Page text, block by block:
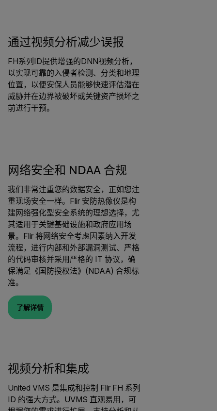
通过视频分析减少误报
FH系列ID提供增强的DNN视频分析，
以实现可靠的入侵者检测、分类和地理
位置，以便安保人员能够快速评估潜在
威胁并在边界被破坏或关键资产损坏之
前进行干预。
网络安全和 NDAA 合规
我们非常注重您的数据安全，正如您注
重现场安全一样。Flir 安防热像仪是构
建网络强化型安全系统的理想选择，尤
其适用于关键基础设施和政府应用场
景。Flir 将网络安全考虑因素纳入开发
流程，进行内部和外部漏洞测试、严格
的代码审核并采用严格的 IT 协议，确
保满足《国防授权法》(NDAA) 合规标
准。
了解详情
视频分析和集成
United VMS 是集成和控制 Flir FH 系列
ID 的强大方式。UVMS 直观易用，可